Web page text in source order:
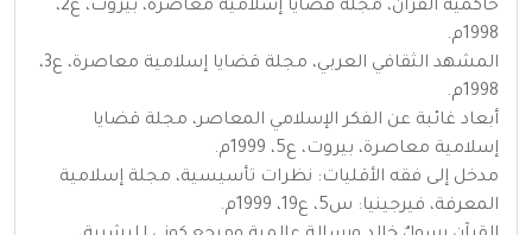
حاكمية القرآن، مجلة قضايا إسلامية معاصرة، بيروت، ع2،
1998م.
المشهد الثقافي العربي، مجلة قضايا إسلامية معاصرة، ع3،
1998م.
أبعاد غائبة عن الفكر الإسلامي المعاصر، مجلة قضايا
إسلامية معاصرة، بيروت، ع5، 1999م.
مدخل إلى فقه الأقليات: نظرات تأسيسية، مجلة إسلامية
المعرفة، فيرجينيا: س5، ع19، 1999م.